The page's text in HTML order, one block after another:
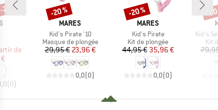
réduit
de
(0)
%
MARQUE
MARES
Article
Kid's Pirate '10
Product group
Masque de plongée
Prix
29,95 €Prix réduit
23,96 €
0,0(0)
Remise
-20 %
MARQUE
MARES
Article
Kid's Pirate
Product group
Kit de plongée
Prix
44,95 €Prix réduit
35,96 €
0,0(0)
Remise
-20 %
Article
Kid's
Kit
-